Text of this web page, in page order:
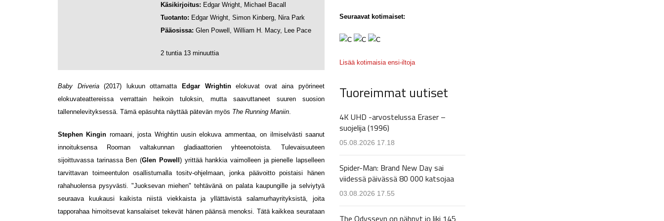
Käsikirjoitus: Edgar Wright, Michael Bacall
Tuotanto: Edgar Wright, Simon Kinberg, Nira Park
Pääosissa: Glen Powell, William H. Macy, Lee Pace
2 tuntia 13 minuuttia
Baby Driveria(2017) lukuun ottamatta Edgar Wrightinelokuvat ovat aina pyörineet
elokuvateattereissa verrattain heikoin tuloksin, mutta saavuttaneet suuren suosion
tallennelevityksessä. Tämä epäsuhta näyttää pätevän myös The Running Maniin.
Stephen Kingin romaani, josta Wrightin uusin elokuva ammentaa, on ilmiselvästi saanut
innoituksensa Rooman valtakunnan gladiaattorien yhteenotoista. Tulevaisuuteen
sijoittuvassa tarinassa Ben (Glen Powell ) yrittää hankkia vaimolleen ja pienelle lapselleen
tarvittavan toimeentulon osallistumalla tositv-ohjelmaan, jonka päävoitto poistaisi hänen
rahahuolensa pysyvästi. "Juoksevan miehen" tehtävänä on palata kaupungille ja selviytyä
seuraava kuukausi kaikista niistä viekkaista ja yllättävistä salamurhayrityksistä, joita
tapporahaa himoitsevat kansalaiset tekevät hänen päänsä menoksi. Tätä kaikkea seurataan
Seuraavat kotimaiset:
Lisää kotimaisia ensi-iltoja
Tuoreimmat uutiset
4K UHD -arvostelussa Eraser –
suojelija (1996)
05.08.2026 17.18
Spider-Man: Brand New Day sai
viidessä päivässä 80 000 katsojaa
03.08.2026 17.55
The Odysseyn on nähnyt jo liki 145